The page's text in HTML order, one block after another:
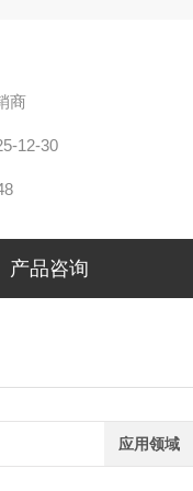
商
12-30
产品咨询
应用领域